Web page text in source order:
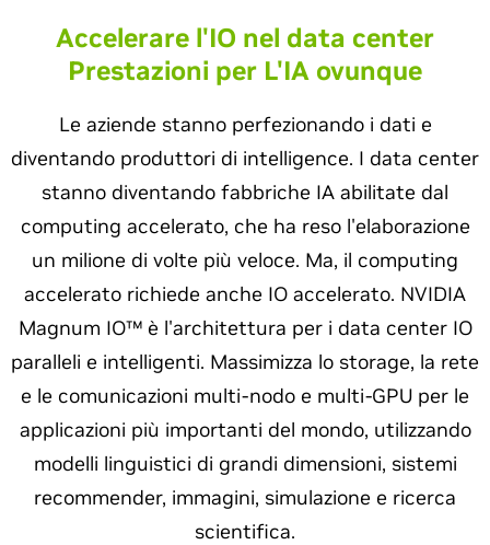
Accelerare l'IO nel data center
Prestazioni per L'IA ovunque
Le aziende stanno perfezionando i dati e
diventando produttori di intelligence. I data center
stanno diventando fabbriche IA abilitate dal
computing accelerato, che ha reso l'elaborazione
un milione di volte più veloce. Ma, il computing
accelerato richiede anche IO accelerato. NVIDIA
Magnum IO™ è l'architettura per i data center IO
paralleli e intelligenti. Massimizza lo storage, la rete
e le comunicazioni multi-nodo e multi-GPU per le
applicazioni più importanti del mondo, utilizzando
modelli linguistici di grandi dimensioni, sistemi
recommender, immagini, simulazione e ricerca
scientifica.